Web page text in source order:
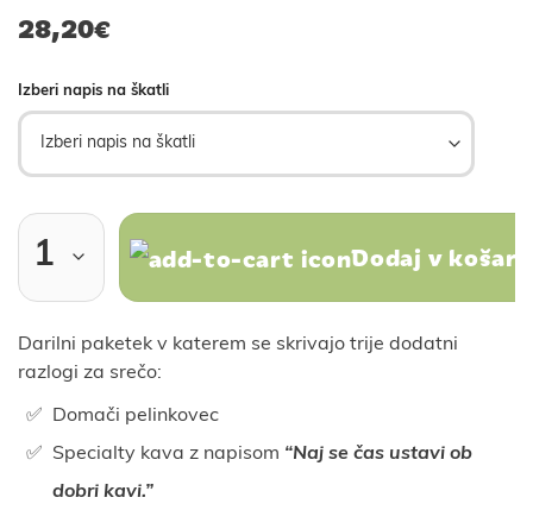
28,20€
Izberi napis na škatli
Dodaj v
Darilni paketek v katerem se skrivajo trije dodatni
razlogi za srečo:
Domači pelinkovec
Specialty kava z napisom “Naj se čas ustavi ob
dobri kavi.”